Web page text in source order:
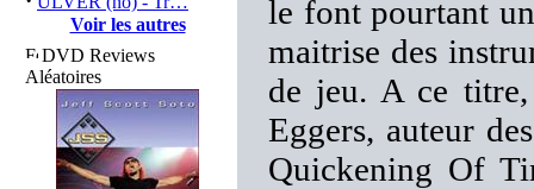
Voir les autres
DVD Reviews
Aléatoires
le font pourtant
maitrise des
de jeu. A ce
Eggers, auteur
Quickening Of